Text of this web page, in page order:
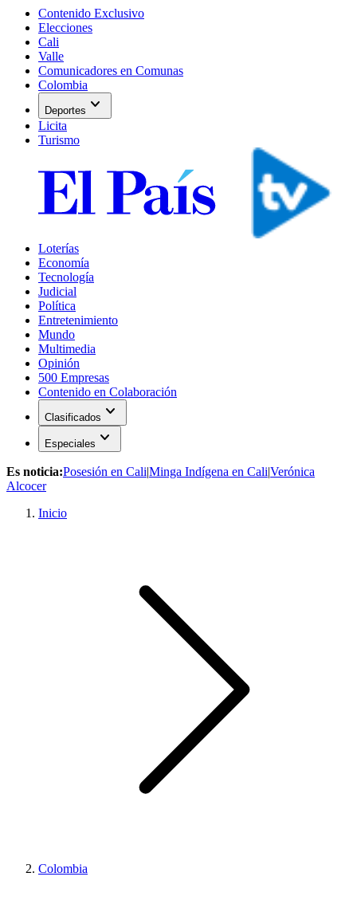
Contenido Exclusivo
Elecciones
Cali
Valle
Comunicadores en Comunas
Colombia
Deportes expand_more
Licita
Turismo
Loterías
Economía
Tecnología
Judicial
Política
Entretenimiento
Mundo
Multimedia
Opinión
500 Empresas
Contenido en Colaboración
Clasificados expand_more
Especiales expand_more
Es noticia:Posesión en Cali|Minga Indígena en Cali|Verónica
Alcocer
Inicio
Colombia